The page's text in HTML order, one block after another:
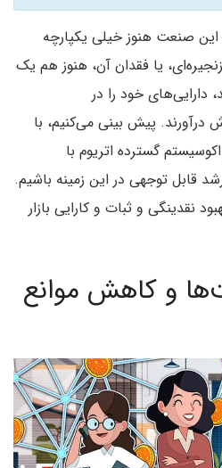
صنعت هنوز خیلی یکپارچه
یا فقدان آن، هنوز هم یک
خود را در
پیش بینی می‌کنیم، با
گسترده اتریوم با
قابل توجهی در این زمینه باشیم.
نقدینگی و ثبات و کارایی بازار
و کاهش موانع